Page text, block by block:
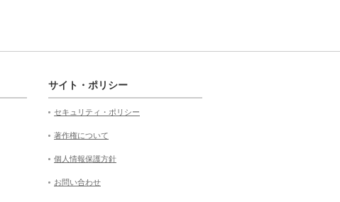
サイト・ポリシー
セキュリティ・ポリシー
著作権について
個人情報保護方針
お問い合わせ